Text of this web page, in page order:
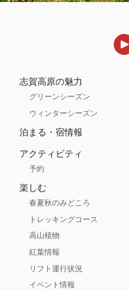
志賀高原の魅力
グリーンシーズン
ウィンターシーズン
泊まる・宿情報
アクティビティ
予約
楽しむ
春夏秋のみどころ
トレッキングコース
高山植物
紅葉情報
リフト運行状況
イベント情報